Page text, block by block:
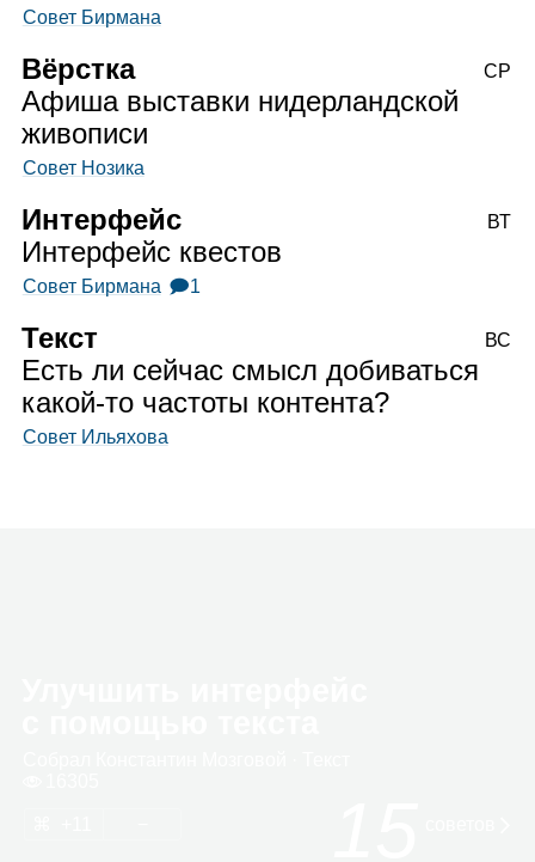
Совет Бирмана
Вёрстка
Афиша выставки нидерландской
живописи
Совет Нозика
СР
Интерфейс
Интерфейс квестов
Совет Бирмана 🗩1
ВТ
Текст
Есть ли сейчас смысл добиваться
какой‑то частоты контента?
Совет Ильяхова
ВС